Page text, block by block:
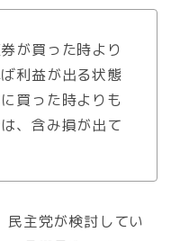
が買った時より
利益が出る状態
買った時よりも
、含み損が出て
民主党が検討してい